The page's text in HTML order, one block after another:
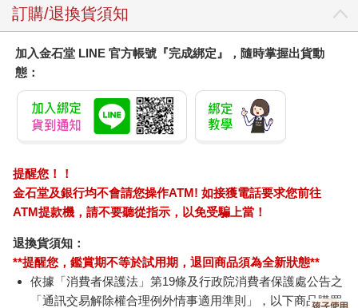
損傷的肌肉要完全恢復，須先讓緊繃的肌肉透過施治，達到放鬆
的狀態，將粘連的氣血代謝、排出體外。不過損傷的肌肉要真正
恢復正常，必須要讓肌肉透過適度的重量訓練以恢復彈性。當肌
肉具有彈性時，不但能保護到骨骼，還能讓動作更靈活。
Q3 人會生病是「勞累損傷」長期累積所致？
A：人會生病，除先天和遺傳因素外，絕大部分起因於勞損的累
積，加上對積勞的忽視，造成一次次的勞損累積，最後成為損傷
人類的生存和活動，全都要藉由肌肉來維持，五臟六腑是藉由
「平滑肌」、「心肌」來活動運轉，四肢和軀幹則是透過「骨骼
肌肉的痠痛，在有氣滯區域的反應為「痠」，久滯的氣會造成血
瘀塞而形成痛」。在肌肉的痠痛點或區域，通常都會有明顯氣滯
形成的「結氣」，或因為瘀血或肌肉僵化而產生的硬結。
訂購/退換貨須知
加入金石堂 LINE 官方帳號『完成綁定』，隨時掌握出貨動
態：
提醒您！！
金石堂及銀行均不會請您操作ATM! 如接獲電話要求您前往
ATM提款機，請不要聽從指示，以免受騙上當！
退換貨須知：
**提醒您，鑑賞期不等於試用期，退回商品須為全新狀態**
依據「消費者保護法」第19條及行政院消費者保護處公告之
「通訊交易解除權合理例外情事適用準則」，以下商品購買